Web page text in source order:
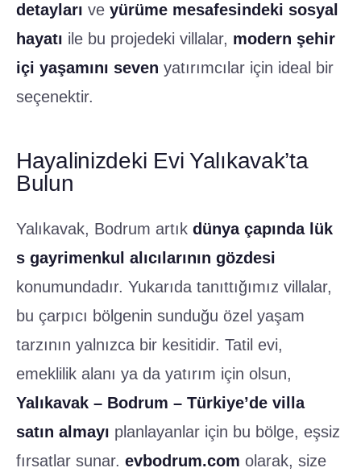
detayları ve yürüme mesafesindeki sosyal
hayatı ile bu projedeki villalar, modern şehir
içi yaşamını seven yatırımcılar için ideal bir
seçenektir.
Hayalinizdeki Evi Yalıkavak’ta
Bulun
Yalıkavak, Bodrum artık dünya çapında lük
s gayrimenkul alıcılarının gözdesi
konumundadır. Yukarıda tanıttığımız villalar,
bu çarpıcı bölgenin sunduğu özel yaşam
tarzının yalnızca bir kesitidir. Tatil evi,
emeklilik alanı ya da yatırım için olsun,
Yalıkavak – Bodrum – Türkiye’de villa
satın almayı planlayanlar için bu bölge, eşsiz
fırsatlar sunar. evbodrum.com olarak, size